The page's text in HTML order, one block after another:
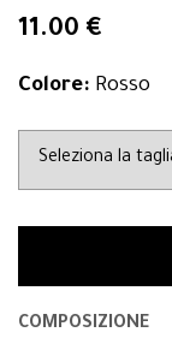
11.00 €
Colore: Rosso
COMPOSIZIONE